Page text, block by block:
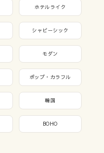
ホテルライク
シャビーシック
モダン
ポップ・カラフル
韓国
BOHO